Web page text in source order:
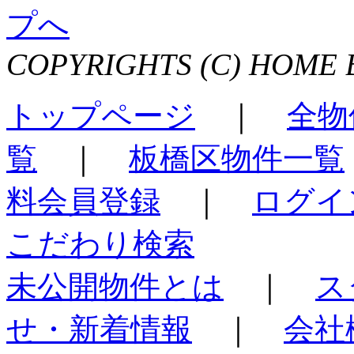
COPYRIGHTS (C) HOME
トップページ
全
覧
板橋区物件一覧
料会員登録
ログ
こだわり検索
未公開物件とは
せ・新着情報
会社